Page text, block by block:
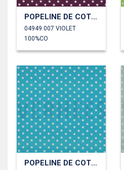
POPELINE DE COTON POINTS
04949.007 VIOLET
100%CO
POPELINE DE COTON POINTS